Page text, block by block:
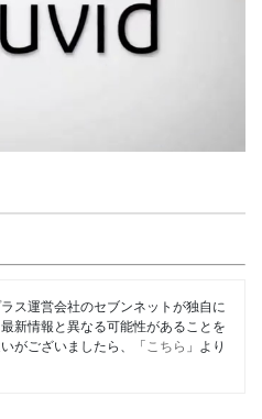
ス運営会社のセブンネットが独自に
新情報と異なる可能性があることを
がございましたら、「 こちら 」より